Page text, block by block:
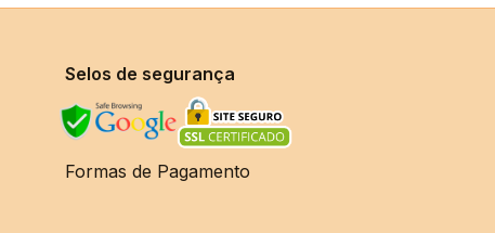
Selos de segurança
Formas de Pagamento